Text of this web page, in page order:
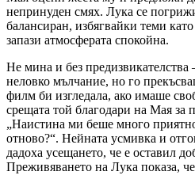
непринуден смях. Лука се
балансиран, избягвайки теми
запази атмосферата спокойна.
Не мина и без
неловко мълчание, но го
филм би изгледала, ако имаше
срещата той благодари на Мая за
„Наистина ми беше много
отново?“. Нейната усмивка и
дадоха усещането, че е оставил
Преживяването на Лука показа,